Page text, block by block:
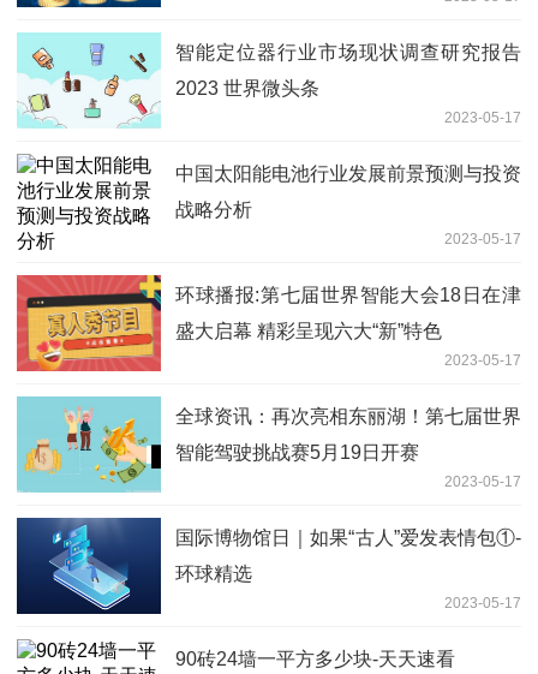
智能定位器行业市场现状调查研究报告
2023 世界微头条
2023-05-17
中国太阳能电池行业发展前景预测与投资
战略分析
2023-05-17
环球播报:第七届世界智能大会18日在津
盛大启幕 精彩呈现六大“新”特色
2023-05-17
全球资讯：再次亮相东丽湖！第七届世界
智能驾驶挑战赛5月19日开赛
2023-05-17
国际博物馆日｜如果“古人”爱发表情包①-
环球精选
2023-05-17
90砖24墙一平方多少块-天天速看